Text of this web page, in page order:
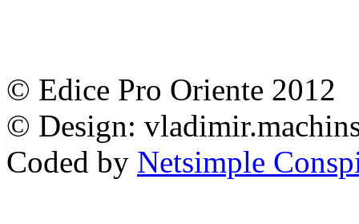
© Edice Pro Oriente 2012
© Design:
Coded by Netsimple